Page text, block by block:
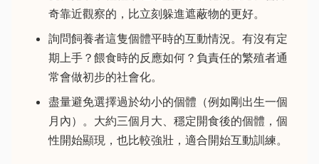
奇靠近觀察的，比立刻躲進遮蔽物的更好。
詢問飼養者這隻個體平時的互動情況。有沒有定
期上手？餵食時的反應如何？負責任的繁殖者通
常會做初步的社會化。
盡量避免選擇過於幼小的個體（例如剛出生一個
月內）。大約三個月大、穩定開食後的個體，個
性開始顯現，也比較強壯，適合開始互動訓練。